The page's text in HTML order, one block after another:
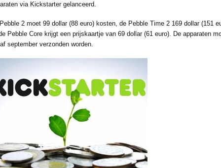
via Kickstarter gelanceerd.
2 moet 99 dollar (88 euro) kosten, de Pebble Time 2 169 dollar (151
Pebble Core krijgt een prijskaartje van 69 dollar (61 euro). De apparaten
september verzonden worden.